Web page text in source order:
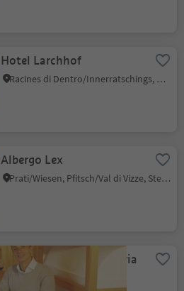
Hotel Larchhof
Racines di Dentro/Innerratschings, Ratschings/Racines, Sterzing/Vipiteno and environs
Albergo Lex
Prati/Wiesen, Pfitsch/Val di Vizze, Sterzing/Vipiteno and environs
Hotel Restaurant Pizzeria
Thuinerwaldele